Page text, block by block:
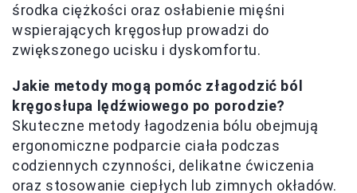
środka ciężkości oraz osłabienie mięśni
wspierających kręgosłup prowadzi do
zwiększonego ucisku i dyskomfortu.
Jakie metody mogą pomóc złagodzić ból
kręgosłupa lędźwiowego po porodzie?
Skuteczne metody łagodzenia bólu obejmują
ergonomiczne podparcie ciała podczas
codziennych czynności, delikatne ćwiczenia
oraz stosowanie ciepłych lub zimnych okładów.